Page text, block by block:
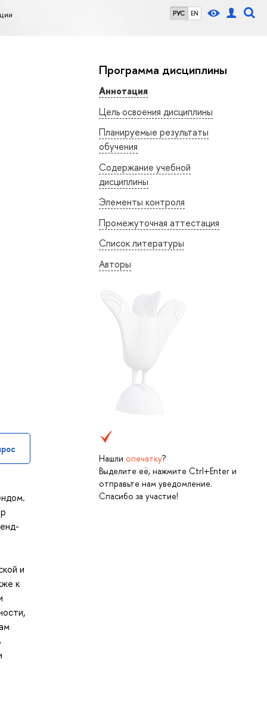
РУС EN
Программа дисциплины
Аннотация
Цель освоения дисциплины
Планируемые результаты
обучения
Содержание учебной
дисциплины
Элементы контроля
Промежуточная аттестация
Список литературы
Авторы
Нашли опечатку?
Выделите её, нажмите Ctrl+Enter и
отправьте нам уведомление.
Спасибо за участие!
и
к